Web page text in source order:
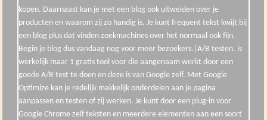
kopen. Daarnaast kan je met een blog ook uitweiden over je
producten en waarom zij zo handig is. Je kunt frequent tekst kwijt bij
een blog plus dat vinden zoekmachines over het normaal ook fijn.
Begin je blog dus vandaag nog voor meer bezoekers.|A/B testen. is
werkelijk maar 1 gratis tool voor die aangenaam werkt door een
goede A/B test te doen en deze is van Google zelf. Met Google
Optimize kan je redelijk makkelijk onderdelen aan je pagina
aanpassen en testen of zij werken. Je kunt door een plug-in voor
Google Chrome zelf teksten en meerdere elementen aan een soort